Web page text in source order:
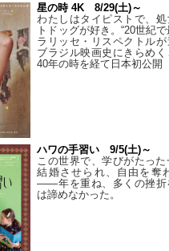
星の時 4K 8/29(土)～
わたしはタイピストで、
トドッグが好き。“20世紀
ラリッセ・リスペクトルが
ブラジル映画史にきらめく
40年の時を経て⽇本初公開
ハワの手習い 9/5(土)～
この世界で、学びがたっ
結婚させられ、自由を奪
——年を重ね、多くの挫折
は諦めなかった。